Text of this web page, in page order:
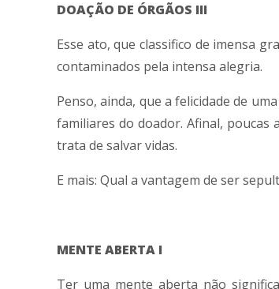
DOAÇÃO DE ÓRGÃOS III
Esse ato, que classifico de imensa
contaminados pela intensa alegria.
Penso, ainda, que a felicidade de
familiares do doador. Afinal,
trata de salvar vidas.
E mais: Qual a vantagem de ser
MENTE ABERTA I
Ter uma mente aberta não